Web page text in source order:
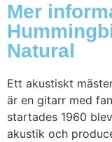
Mer
Natural
Ett akustiskt
är en gitarr med
startades 1960
akustik och